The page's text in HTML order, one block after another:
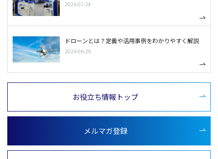
2026-07-24
ドローンとは？定義や活用事例をわかりやすく解説
2026-06-29
お役立ち情報トップ
メルマガ登録